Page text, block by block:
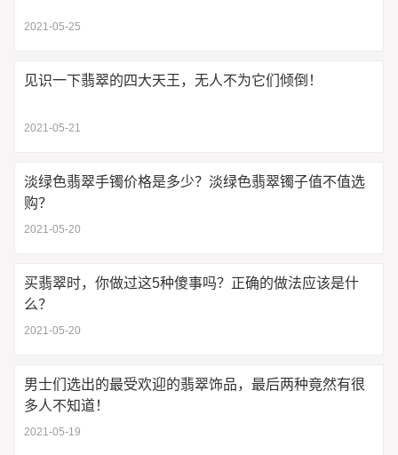
2021-05-25
见识一下翡翠的四大天王，无人不为它们倾倒！
2021-05-21
淡绿色翡翠手镯价格是多少？淡绿色翡翠镯子值不值选
购？
2021-05-20
买翡翠时，你做过这5种傻事吗？正确的做法应该是什
么？
2021-05-20
男士们选出的最受欢迎的翡翠饰品，最后两种竟然有很
多人不知道！
2021-05-19